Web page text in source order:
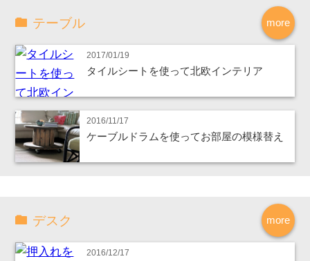
more
テーブル
2017/01/19
タイルシートを使って北欧インテリア
2016/11/17
ケーブルドラムを使ってお部屋の模様替え
more
デスク
2016/12/17